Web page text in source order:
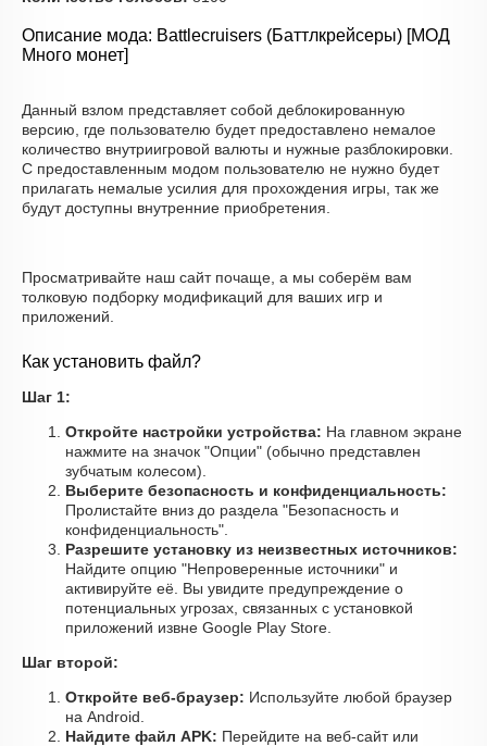
Описание мода: Battlecruisers (Баттлкрейсеры) [МОД
Много монет]
Данный взлом представляет собой деблокированную
версию, где пользователю будет предоставлено немалое
количество внутриигровой валюты и нужные разблокировки.
С предоставленным модом пользователю не нужно будет
прилагать немалые усилия для прохождения игры, так же
будут доступны внутренние приобретения.
Просматривайте наш сайт почаще, а мы соберём вам
толковую подборку модификаций для ваших игр и
приложений.
Как установить файл?
Шаг 1:
Откройте настройки устройства: На главном экране
нажмите на значок "Опции" (обычно представлен
зубчатым колесом).
Выберите безопасность и конфиденциальность:
Пролистайте вниз до раздела "Безопасность и
конфиденциальность".
Разрешите установку из неизвестных источников:
Найдите опцию "Непроверенные источники" и
активируйте её. Вы увидите предупреждение о
потенциальных угрозах, связанных с установкой
приложений извне Google Play Store.
Шаг второй:
Откройте веб-браузер: Используйте любой браузер
на Android.
Найдите файл APK: Перейдите на веб-сайт или